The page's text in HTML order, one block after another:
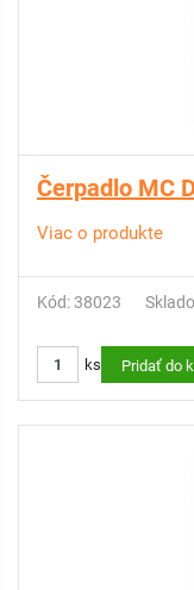
Čerpadlo MC
Viac o produkte
Kód: 38023
ks Pridať do